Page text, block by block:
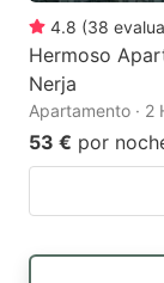
4.8 (38
Hermoso
Nerja
Apartamento · 2
53 € por